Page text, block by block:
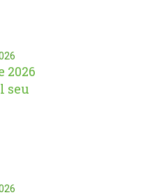
2026
seu